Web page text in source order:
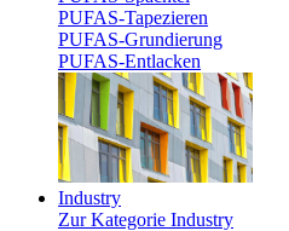
PUFAS-Tapezieren
PUFAS-Grundierung
PUFAS-Entlacken
Industry
Zur Kategorie Industry